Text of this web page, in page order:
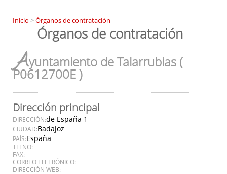
Inicio >Órganos de contratación
Órganos de contratación
Ayuntamiento de Talarrubias (
P0612700E )
Dirección principal
DIRECCIÓN:de España 1
CIUDAD:Badajoz
PAÍS:España
TLFNO:
FAX:
CORREO ELETRÓNICO:
DIRECCIÓN WEB: